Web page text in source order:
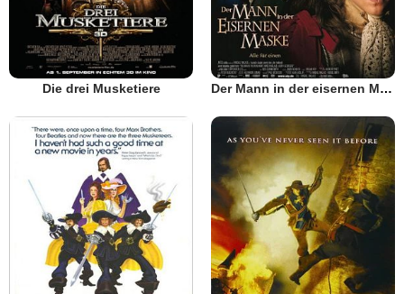
Die drei Musketiere Der Mann in der eisernen Maske